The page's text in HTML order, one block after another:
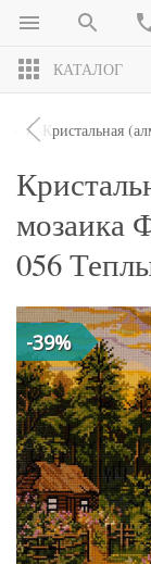
КАТАЛОГ
Кристальная
мозаика
056
-39%